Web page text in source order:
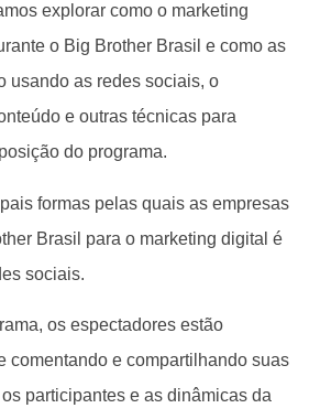
explorar como o marketing
o Big Brother Brasil e como as
usando as redes sociais, o
e outras técnicas para
do programa.
formas pelas quais as empresas
Brasil para o marketing digital é
sociais.
os espectadores estão
comentando e compartilhando suas
participantes e as dinâmicas da